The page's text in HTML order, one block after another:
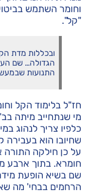
וחומר השתמש
"קל".
ובכללות מדת
הגדולה… שם
התנועות
חז"ל בלימוד הקל
מי שנתחייב מיתה
כלפיו צריך לנהוג
שחיובו הוא בעבירה
על כן חילקה התורה
חומרא. בתוך ארבע
שם בשיא הופעת
הרחמים בבחי' מה